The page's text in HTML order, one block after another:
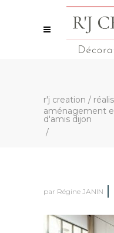
r'j creation /
aménagement
d'amis dijon
/
par Régine JANIN